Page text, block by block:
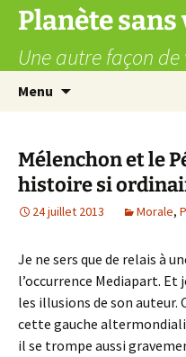
Aller
contenu
Planète sans
Une autre façon
Menu
Mélenchon et le
histoire si
24 juillet 2013 Morale,
Je ne sers que de relais à
l’occurrence Mediapart. Et
les illusions de son auteur.
cette gauche
il se trompe aussi